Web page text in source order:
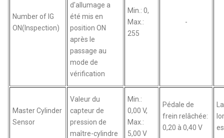
Number of IG
ON(Inspection)
d'allumage a
été mis en
position ON
après le
passage au
mode de
vérification
Min.: 0,
Max.:
255
-
Master Cylinder
Sensor
Valeur du
capteur de
pression de
maître-cylindre
Min.:
0,00 V,
Max.:
5,00 V
Pédale de
frein relâchée:
0,20 à 0,40 V